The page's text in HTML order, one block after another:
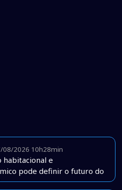
08/2026 10h28min
habitacional e
pode definir o futuro do